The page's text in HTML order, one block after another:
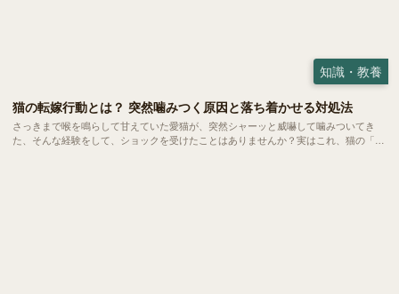
知識・教養
猫の転嫁行動とは？ 突然噛みつく原因と落ち着かせる対処法
さっきまで喉を鳴らして甘えていた愛猫が、突然シャーッと威嚇して噛みついてき
た、そんな経験をして、ショックを受けたことはありませんか？実はこれ、猫の「転